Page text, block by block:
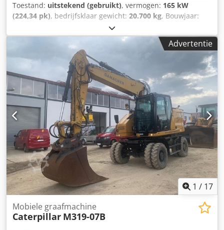
Toestand: uitstekend (gebruikt), vermogen: 165 kW
(224,34 pk), bedrijfsklaar gewicht: 20.700 kg, Bouwjaar:
, Uitrusting:
CATERPILLAR 963K Bouwjaar: 2019 Bedrijfstijden: 8.171 uur
Gesloten cabine Codpjznirpjfx Alyerf Airconditioning Radio
Achteruitrijcamera Graafbak met tanden Onderstel in
goede staat, circa 70-80% Bodemplaten: 550 mm breed
Motor met 165 kW Ripladerklep CE/EPA Bedrijfsgewicht:
20,7 ton.
Advertentie
1 / 17
Mobiele graafmachine
Caterpillar M319-07B